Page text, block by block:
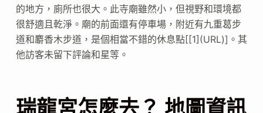
的地方，廁所也很大。此寺廟雖然小，但視野和環境都
很舒適且乾淨。廟的前面還有停車場，附近有九重葛步
道和麝香木步道，是個相當不錯的休息點[[1](URL)]。其
他訪客未留下評論和星等。
瑞龍宮怎麼去？ 地圖資訊